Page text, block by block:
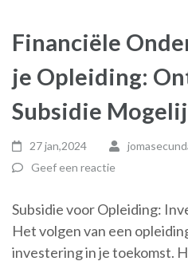
Financiële
je Opleiding:
Subsidie
27 jan,2024
Geef een reactie
Subsidie voor Opleiding:
Het volgen van een
investering in je toekomst.